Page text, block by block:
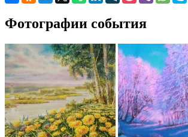
Фотографии события